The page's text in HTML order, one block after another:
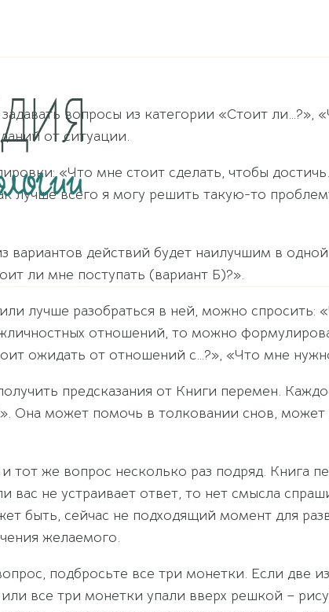
вопросы из категории «Стоит ли…?»,
от ситуации.
«Что мне стоит сделать, чтобы
лучше всего я могу решить такую-то
действий будет наилучшим в
ли мне поступать (вариант Б)?».
лучше разобраться в ней, можно спросить:
отношений, то можно
ожидать от отношений с…?», «Что мне
предсказания от Книги перемен.
Она может помочь в толковании снов,
тот же вопрос несколько раз подряд. Книга
вас не устраивает ответ, то нет смысла
быть, сейчас не подходящий момент для
желаемого.
подбросьте все три монетки. Если две
все три монетки упали вверх решкой –